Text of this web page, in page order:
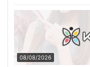
08/08/2026